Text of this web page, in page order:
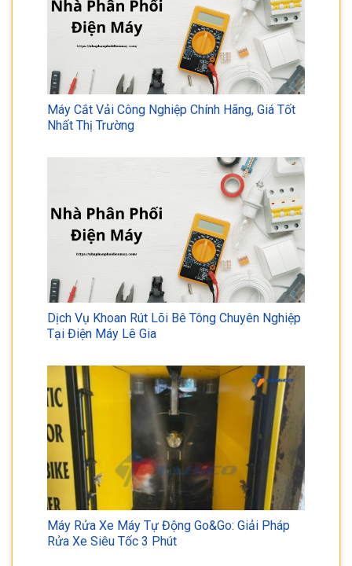
Máy Cắt Vải Công Nghiệp Chính Hãng, Giá Tốt
Nhất Thị Trường
Dịch Vụ Khoan Rút Lõi Bê Tông Chuyên Nghiệp
Tại Điện Máy Lê Gia
Máy Rửa Xe Máy Tự Động Go&Go: Giải Pháp
Rửa Xe Siêu Tốc 3 Phút